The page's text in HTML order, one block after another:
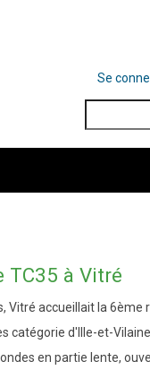
MENU
COMPTE
DE
Se
TC35 à Vitré
Vitré accueillait la 6ème
catégorie d'Ille-et-
en partie lente,